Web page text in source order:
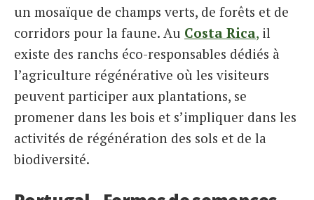
un mosaïque de champs verts, de forêts et de
corridors pour la faune. Au Costa Rica, il
existe des ranchs éco-responsables dédiés à
l’agriculture régénérative où les visiteurs
peuvent participer aux plantations, se
promener dans les bois et s’impliquer dans les
activités de régénération des sols et de la
biodiversité.